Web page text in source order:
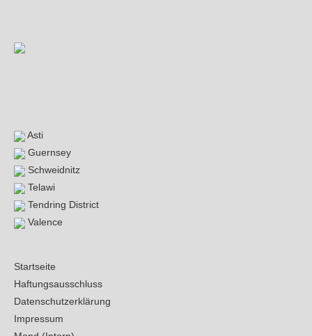
Asti
Guernsey
Schweidnitz
Telawi
Tendring District
Valence
Startseite
Haftungsausschluss
Datenschutzerklärung
Impressum